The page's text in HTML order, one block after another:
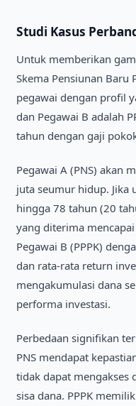
Studi Kasus
Untuk memberikan
Skema Pensiunan Baru
pegawai dengan profil
dan Pegawai B adalah
tahun dengan gaji
Pegawai A (PNS) akan
juta seumur hidup. Jika
hingga 78 tahun (20
yang diterima
Pegawai B (PPPK)
dan rata-rata return
mengakumulasi dana
performa investasi.
Perbedaan signifikan
PNS mendapat
tidak dapat mengakses
sisa dana. PPPK